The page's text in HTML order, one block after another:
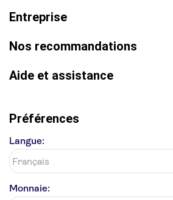
Opéra Garnier
Entreprise
Nos recommandations
Aide et assistance
Préférences
Langue:
Monnaie: